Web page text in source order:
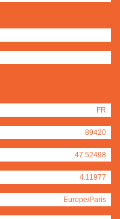
FR
89420
47.52498
4.11977
Europe/Paris